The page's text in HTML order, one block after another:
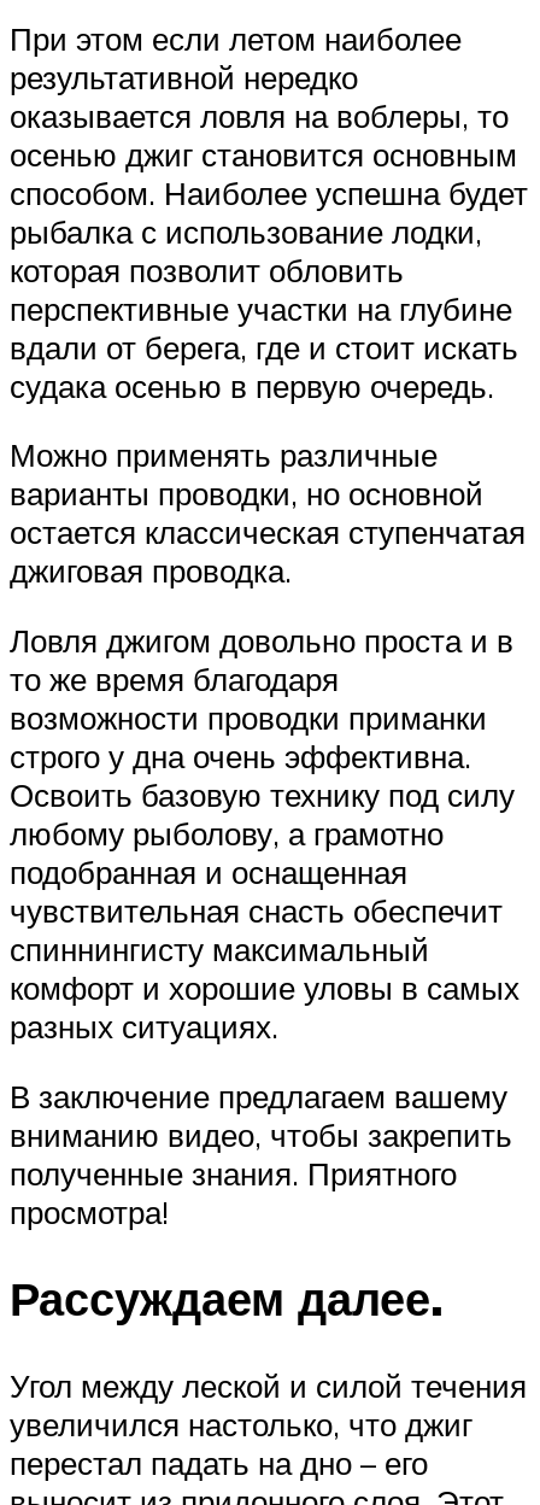
При этом если летом наиболее
результативной нередко
оказывается ловля на воблеры, то
осенью джиг становится основным
способом. Наиболее успешна будет
рыбалка с использование лодки,
которая позволит обловить
перспективные участки на глубине
вдали от берега, где и стоит искать
судака осенью в первую очередь.
Можно применять различные
варианты проводки, но основной
остается классическая ступенчатая
джиговая проводка.
Ловля джигом довольно проста и в
то же время благодаря
возможности проводки приманки
строго у дна очень эффективна.
Освоить базовую технику под силу
любому рыболову, а грамотно
подобранная и оснащенная
чувствительная снасть обеспечит
спиннингисту максимальный
комфорт и хорошие уловы в самых
разных ситуациях.
В заключение предлагаем вашему
вниманию видео, чтобы закрепить
полученные знания. Приятного
просмотра!
Рассуждаем далее.
Угол между леской и силой течения
увеличился настолько, что джиг
перестал падать на дно – его